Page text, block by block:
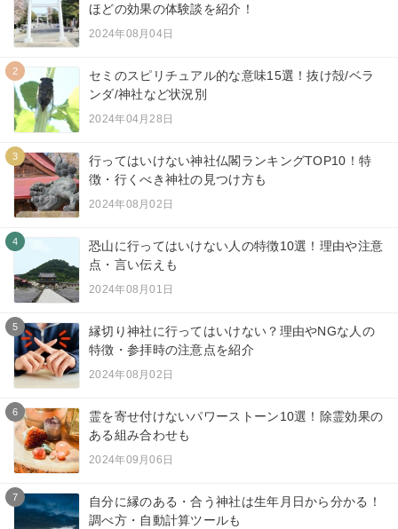
ほどの効果の体験談を紹介！
2024年08月04日
2
セミのスピリチュアル的な意味15選！抜け殻/ベラ
ンダ/神社など状況別
2024年04月28日
3
行ってはいけない神社仏閣ランキングTOP10！特
徴・行くべき神社の見つけ方も
2024年08月02日
4
恐山に行ってはいけない人の特徴10選！理由や注意
点・言い伝えも
2024年08月01日
5
縁切り神社に行ってはいけない？理由やNGな人の
特徴・参拝時の注意点を紹介
2024年08月02日
6
霊を寄せ付けないパワーストーン10選！除霊効果の
ある組み合わせも
2024年09月06日
7
自分に縁のある・合う神社は生年月日から分かる！
調べ方・自動計算ツールも